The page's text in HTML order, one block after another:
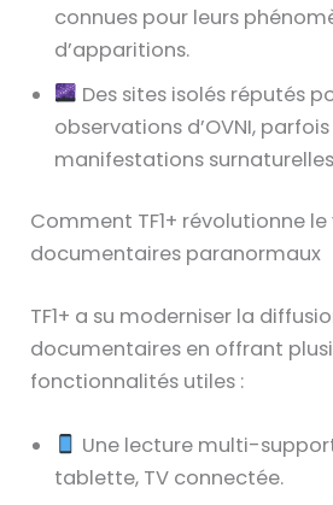
connues pour leurs
d’apparitions.
Des sites isolés réputés
observations d’OVNI,
manifestations
Comment TF1+ révolutionne
documentaires paranormaux
TF1+ a su moderniser la
documentaires en offrant
fonctionnalités utiles :
Une lecture multi-
tablette, TV connectée.